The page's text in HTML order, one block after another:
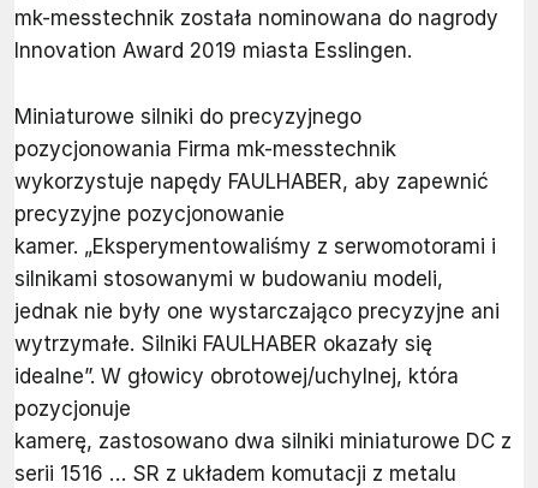
mk-messtechnik została nominowana do nagrody
Innovation Award 2019 miasta Esslingen.
Miniaturowe silniki do precyzyjnego
pozycjonowania Firma mk-messtechnik
wykorzystuje napędy FAULHABER, aby zapewnić
precyzyjne pozycjonowanie
kamer. „Eksperymentowaliśmy z serwomotorami i
silnikami stosowanymi w budowaniu modeli,
jednak nie były one wystarczająco precyzyjne ani
wytrzymałe. Silniki FAULHABER okazały się
idealne”. W głowicy obrotowej/uchylnej, która
pozycjonuje
kamerę, zastosowano dwa silniki miniaturowe DC z
serii 1516 … SR z układem komutacji z metalu